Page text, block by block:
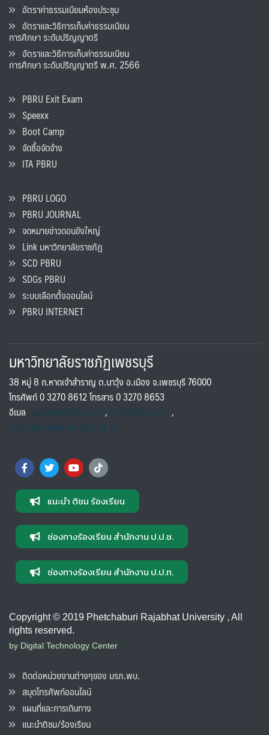
อัตราค่าธรรมเนียมห้องประชุม
อัตราและวิธีการเก็บค่าธรรมเนียน
การศึกษา ระดับปริญญาตรี
อัตราและวิธีการเก็บค่าธรรมเนียน
การศึกษา ระดับปริญญาตรี พ.ศ. 2566
PBRU Exit Exam
Speexx
Boot Camp
จัดซื้อจัดจ้าง
ITA PBRU
PBRU LOGO
PBRU JOURNAL
จดหมายข่าวดอนขังใหญ่
Link มหาวิทยาลัยราชภัฏ
SCD PBRU
SDGs PBRU
ระบบเลือกตั้งออนไลน์
PBRU INTERNET
มหาวิทยาลัยราชภัฏเพชรบุรี
38 หมู่ 8 ถ.หาดเจ้าสำราญ ต.นาวุ้ง อ.เมือง จ.เพชรบุรี 76000
โทรศัพท์ 0 3270 8612 โทรสาร 0 3270 8653
อีเมล saraban@pbru.ac.th, info@pbru.ac.th,
international@mail.pbru.ac.th
แนะนำ ติชม ร้องเรียน
ช่องทางร้องเรียน สำนักงาน ป.ป.ช.
ช่องทางร้องเรียน สำนักงาน ป.ป.ท.
Copyright © 2019 Phetchaburi Rajabhat University , All
rights reserved.
by Digital Technology Center
ติดต่อหน่วยงานต่างๆของ มรภ.พบ.
สมุดโทรศัพท์ออนไลน์
แผนที่และการเดินทาง
แนะนำติชม/ร้องเรียน